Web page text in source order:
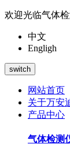
欢迎光临气体
中文
Engligh
switch
网站首页
关于万安
产品中心
气体检测